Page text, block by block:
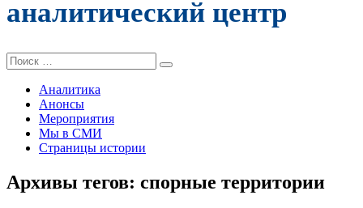
аналитический центр
Поиск:
Аналитика
Анонсы
Мероприятия
Мы в СМИ
Страницы истории
Архивы тегов: спорные территории